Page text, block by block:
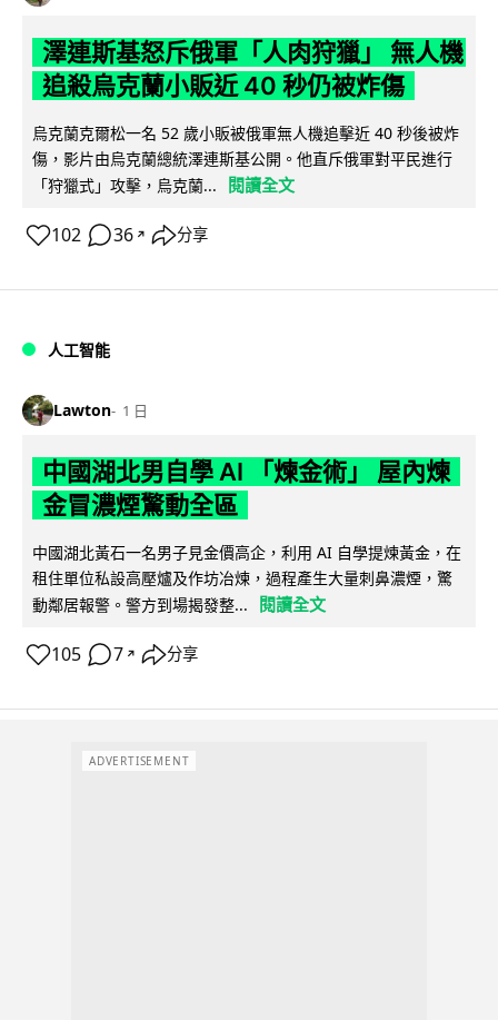
澤連斯基怒斥俄軍「人肉狩獵」 無人機
追殺烏克蘭小販近 40 秒仍被炸傷
烏克蘭克爾松一名 52 歲小販被俄軍無人機追擊近 40 秒後被炸
傷，影片由烏克蘭總統澤連斯基公開。他直斥俄軍對平民進行
「狩獵式」攻擊，烏克蘭...
閱讀全文
102 36 ↗ 分享
人工智能
Lawton 1 日
中國湖北男自學 AI 「煉金術」 屋內煉
金冒濃煙驚動全區
中國湖北黃石一名男子見金價高企，利用 AI 自學提煉黃金，在
租住單位私設高壓爐及作坊冶煉，過程產生大量刺鼻濃煙，驚
動鄰居報警。警方到場揭發整...
閱讀全文
105 7 ↗ 分享
ADVERTISEMENT